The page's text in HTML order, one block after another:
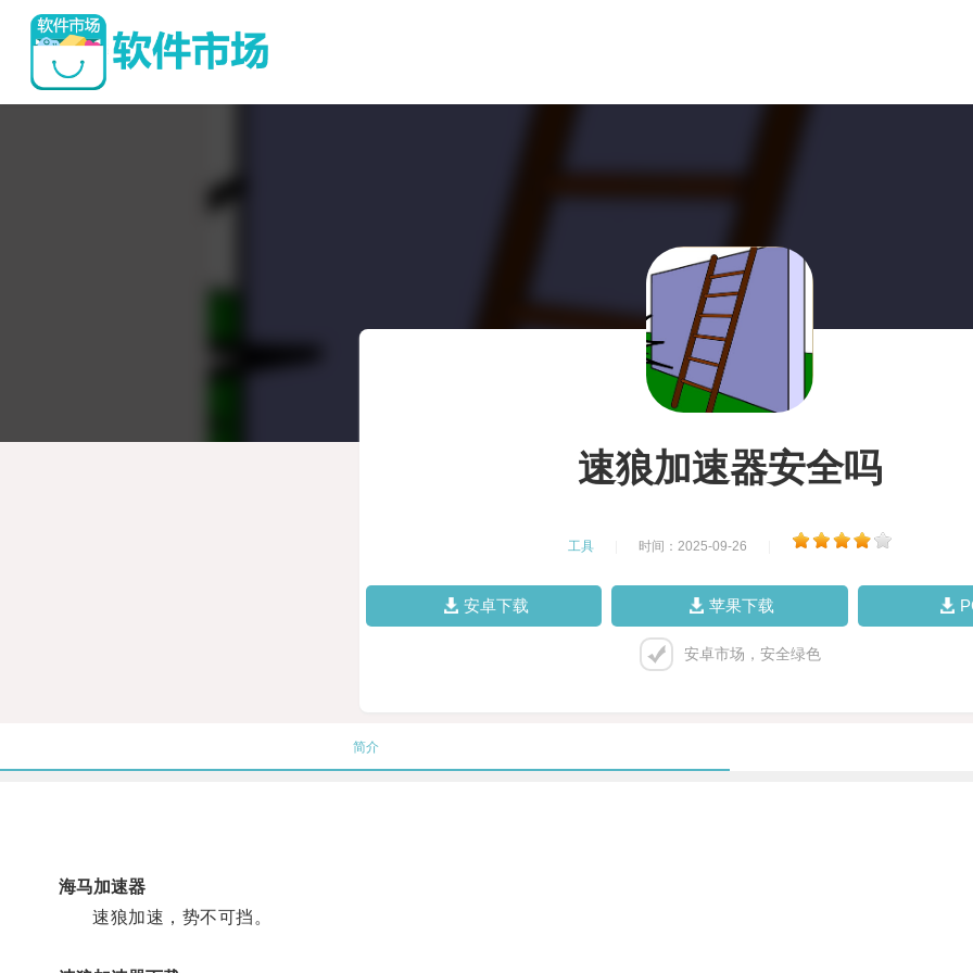
速狼加速器安全吗
工具 时间：2025-09-26
安卓下载 苹果下载
安卓市场，安全绿色
简介
海马加速器
速狼加速，势不可挡。